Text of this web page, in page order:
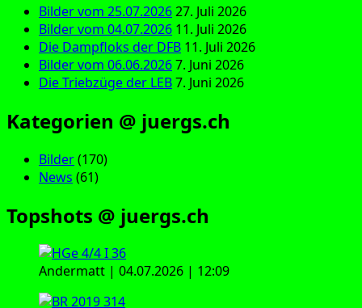
Bilder vom 25.07.202627. Juli 2026
Bilder vom 04.07.2026 11. Juli 2026
Die Dampfloks der DFB 11. Juli 2026
Bilder vom 06.06.20267. Juni 2026
Die Triebzüge der LEB7. Juni 2026
Kategorien @ juergs.ch
Bilder(170)
News (61)
Topshots @ juergs.ch
Andermatt | 04.07.2026 | 12:09